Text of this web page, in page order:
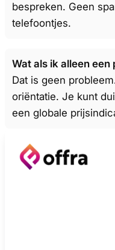
bespreken. Geen
telefoontjes.
Wat als ik alleen
Dat is geen
oriëntatie. Je kunt
een globale